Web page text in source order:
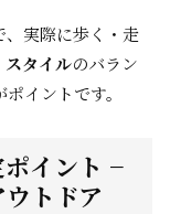
、実際に歩く・走
スタイルのバラン
イントです。
イント −
トドア